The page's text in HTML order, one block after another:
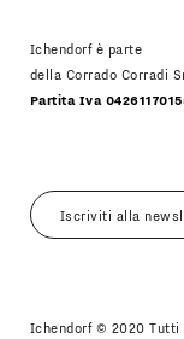
Ichendorf è parte
della Corrado Corradi
Partita Iva
Ichendorf © 2020